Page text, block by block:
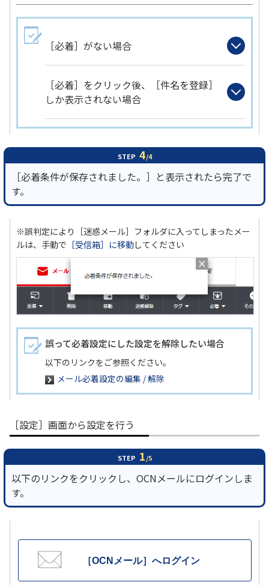
［必着］がない場合
［必着］をクリック後、［件名を登録］
しか表示されない場合
STEP 4/4
［必着条件が保存されました。］と表示されたら完了で
す。
※誤判定により［迷惑メール］フォルダに入ってしまったメー
ルは、手動で ［受信箱］に移動してください
誤って必着設定にした設定を解除したい場合
以下のリンクをご参照ください。
メール必着設定の編集 / 解除
［設定］画面から設定を行う
STEP 1/5
以下のリンクをクリックし、OCNメールにログインしま
す。
［OCNメール］へログイン